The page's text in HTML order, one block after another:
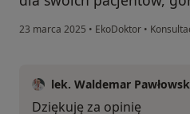
23 marca 2025 • EkoDoktor •
lek. Waldemar
Dziękuję za opinię